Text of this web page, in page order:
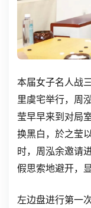
本届女子名人战
里虞宅举行，周
莹早早来到对局
换黑白，於之莹
时，周泓余邀请
假思索地避开，
左边盘进行第一